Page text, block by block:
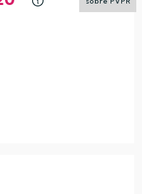
sobre PVPR